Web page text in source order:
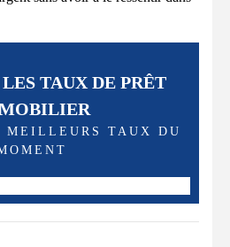
TAUX DE PRÊT
MEILLEURS TAUX DU